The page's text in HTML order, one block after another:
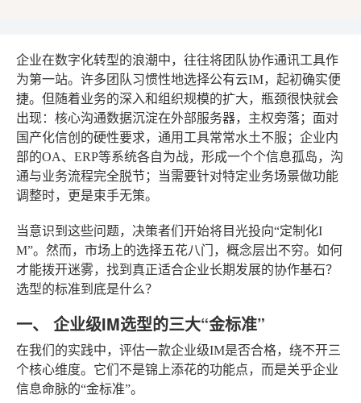
企业在数字化转型的浪潮中，往往将团队协作通讯工具作
为第一站。许多团队习惯性地选择公有云IM，起初确实便
捷。但随着业务的深入和组织规模的扩大，瓶颈很快就会
出现：核心沟通数据沉淀在外部服务器，主权旁落；面对
国产化信创的硬性要求，通用工具常常水土不服；企业内
部的OA、ERP等系统各自为战，形成一个个信息孤岛，沟
通与业务流程完全脱节；当需要针对特定业务场景做功能
调整时，更是束手无策。
当意识到这些问题，决策者们开始将目光投向“定制化I
M”。然而，市场上的选择五花八门，概念层出不穷。如何
才能拨开迷雾，找到真正适合企业长期发展的协作基石？
选型的标准到底是什么？
一、 企业级IM选型的三大“金标准”
在我们的实践中，评估一款企业级IM是否合格，绕不开三
个核心维度。它们不是锦上添花的功能点，而是关乎企业
信息命脉的“金标准”。